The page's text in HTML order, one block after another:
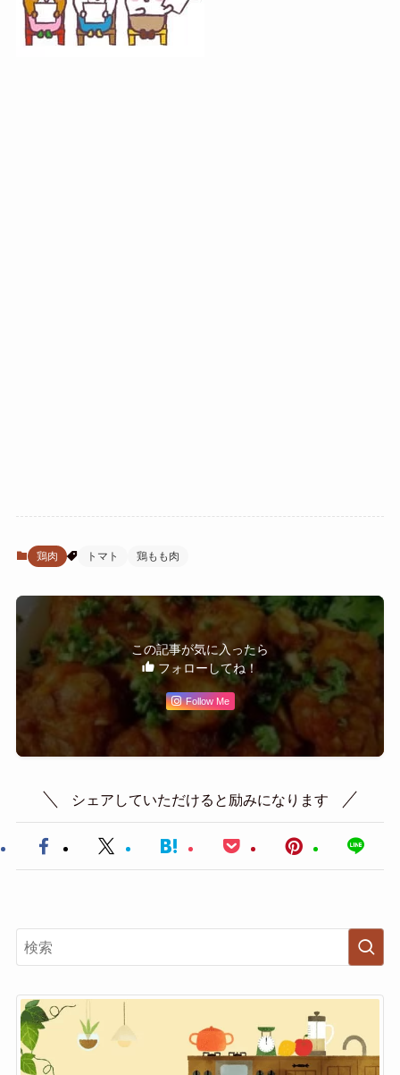
鶏肉 トマト 鶏もも肉
この記事が気に入ったら
フォローしてね！
Follow Me
シェアしていただけると励みになります